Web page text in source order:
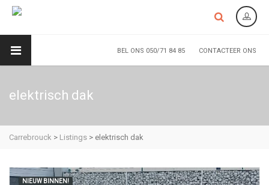
BEL ONS 050/71 84 85 CONTACTEER ONS
elektrisch dak
Carrebrouck > Listings > elektrisch dak
NIEUW BINNEN!